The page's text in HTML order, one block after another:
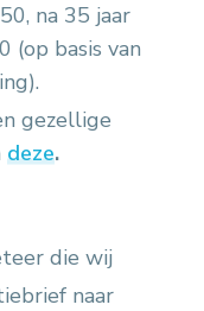
na 35 jaar
(op basis van
gezellige
deze.
die wij
naar